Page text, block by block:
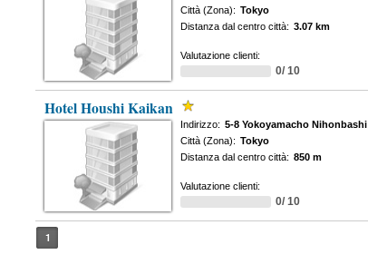
Città (Zona): Tokyo
Distanza dal centro città: 3.07 km
Valutazione clienti:
0/ 10
Hotel Houshi Kaikan
Indirizzo: 5-8 Yokoyamacho Nihonbashi
Città (Zona): Tokyo
Distanza dal centro città: 850 m
Valutazione clienti:
0/ 10
1